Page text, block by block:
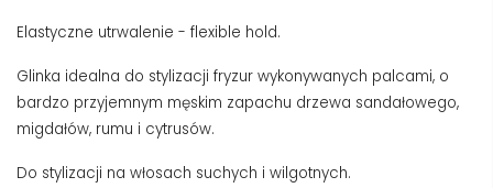
Elastyczne utrwalenie - flexible hold.
Glinka idealna do stylizacji fryzur wykonywanych palcami, o
bardzo przyjemnym męskim zapachu drzewa sandałowego,
migdałów, rumu i cytrusów.
Do stylizacji na włosach suchych i wilgotnych.